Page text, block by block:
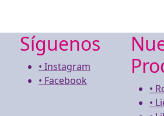
Síguenos
• Instagram
• Facebook
•
•